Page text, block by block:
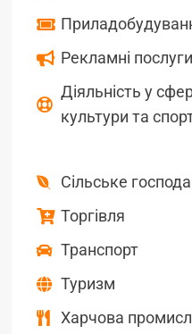
Рекламні послуги
Діяльність у
культури та
Сільське
Торгівля
Транспорт
Туризм
Харчова